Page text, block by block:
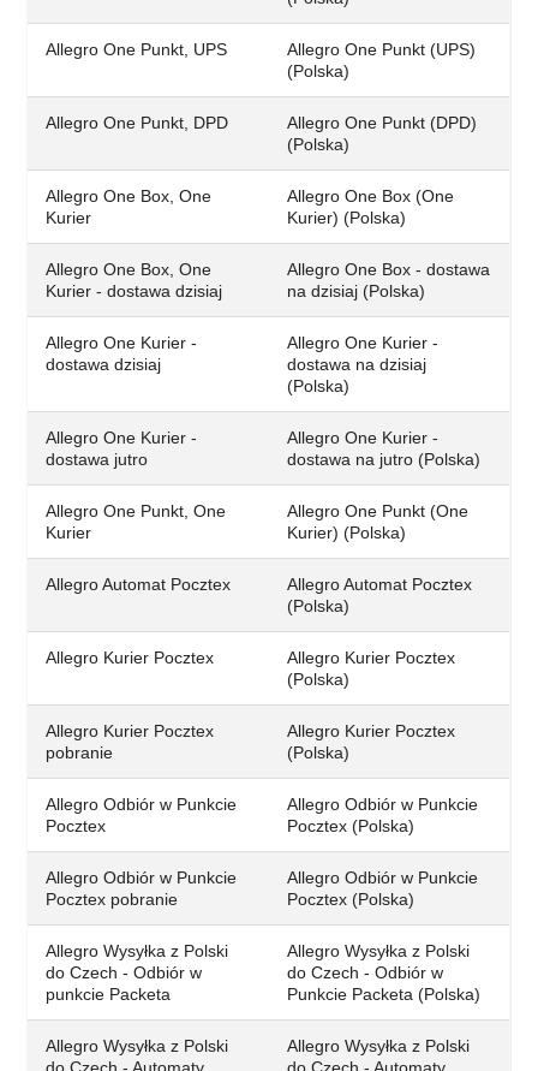
Allegro One Punkt, UPS
Allegro One Punkt (UPS)
(Polska)
Allegro One Punkt, DPD
Allegro One Punkt (DPD)
(Polska)
Allegro One Box, One
Kurier
Allegro One Box (One
Kurier) (Polska)
Allegro One Box, One
Kurier - dostawa dzisiaj
Allegro One Box - dostawa
na dzisiaj (Polska)
Allegro One Kurier -
dostawa dzisiaj
Allegro One Kurier -
dostawa na dzisiaj
(Polska)
Allegro One Kurier -
dostawa jutro
Allegro One Kurier -
dostawa na jutro (Polska)
Allegro One Punkt, One
Kurier
Allegro One Punkt (One
Kurier) (Polska)
Allegro Automat Pocztex
Allegro Automat Pocztex
(Polska)
Allegro Kurier Pocztex
Allegro Kurier Pocztex
(Polska)
Allegro Kurier Pocztex
pobranie
Allegro Kurier Pocztex
(Polska)
Allegro Odbiór w Punkcie
Pocztex
Allegro Odbiór w Punkcie
Pocztex (Polska)
Allegro Odbiór w Punkcie
Pocztex pobranie
Allegro Odbiór w Punkcie
Pocztex (Polska)
Allegro Wysyłka z Polski
do Czech - Odbiór w
punkcie Packeta
Allegro Wysyłka z Polski
do Czech - Odbiór w
Punkcie Packeta (Polska)
Allegro Wysyłka z Polski
do Czech - Automaty
Allegro Wysyłka z Polski
do Czech - Automaty